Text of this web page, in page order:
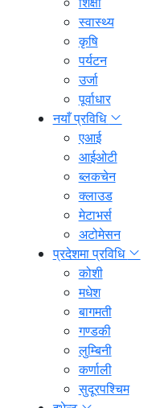
स्वास्थ्य
कृषि
पर्यटन
उर्जा
पूर्वाधार
नयाँ प्रविधि
एआई
आईओटी
ब्लकचेन
क्लाउड
मेटाभर्स
अटोमेसन
प्रदेशमा प्रविधि
कोशी
मधेश
बागमती
गण्डकी
लुम्बिनी
कर्णाली
सुदूरपश्चिम